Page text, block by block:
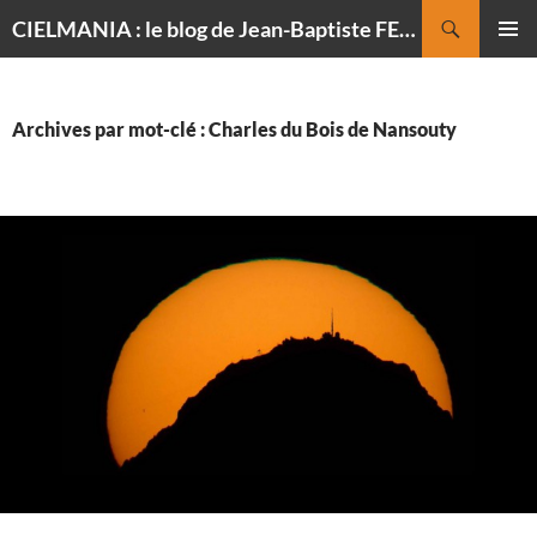
CIELMANIA : le blog de Jean-Baptiste FELDMANN, photographe du ciel
Archives par mot-clé : Charles du Bois de Nansouty